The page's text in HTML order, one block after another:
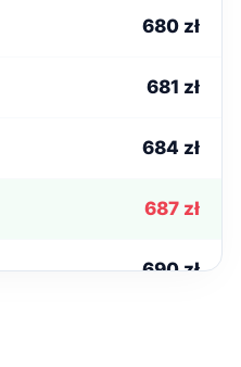
680 zł
681 zł
684 zł
687 zł
690 zł